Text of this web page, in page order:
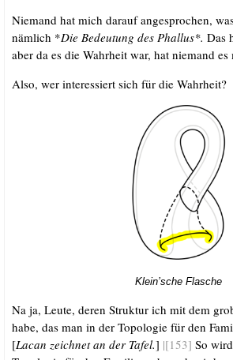
Nie­mand hat mich dar­auf ange­spro­chen,
näm­lich *Die Bedeu­tung des Phal­lus*. Das
aber da es die Wahr­heit war, hat nie­mand
Also, wer inter­es­siert sich für die Wahrheit?
Klein’sche Fla­sche
Na ja, Leu­te, deren Struk­tur ich mit dem
habe, das man in der Topo­lo­gie für den
[Lacan zeich­net an der Tafel.] |[153] So